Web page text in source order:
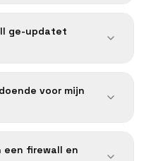
ge-updatet
voor mijn
firewall en